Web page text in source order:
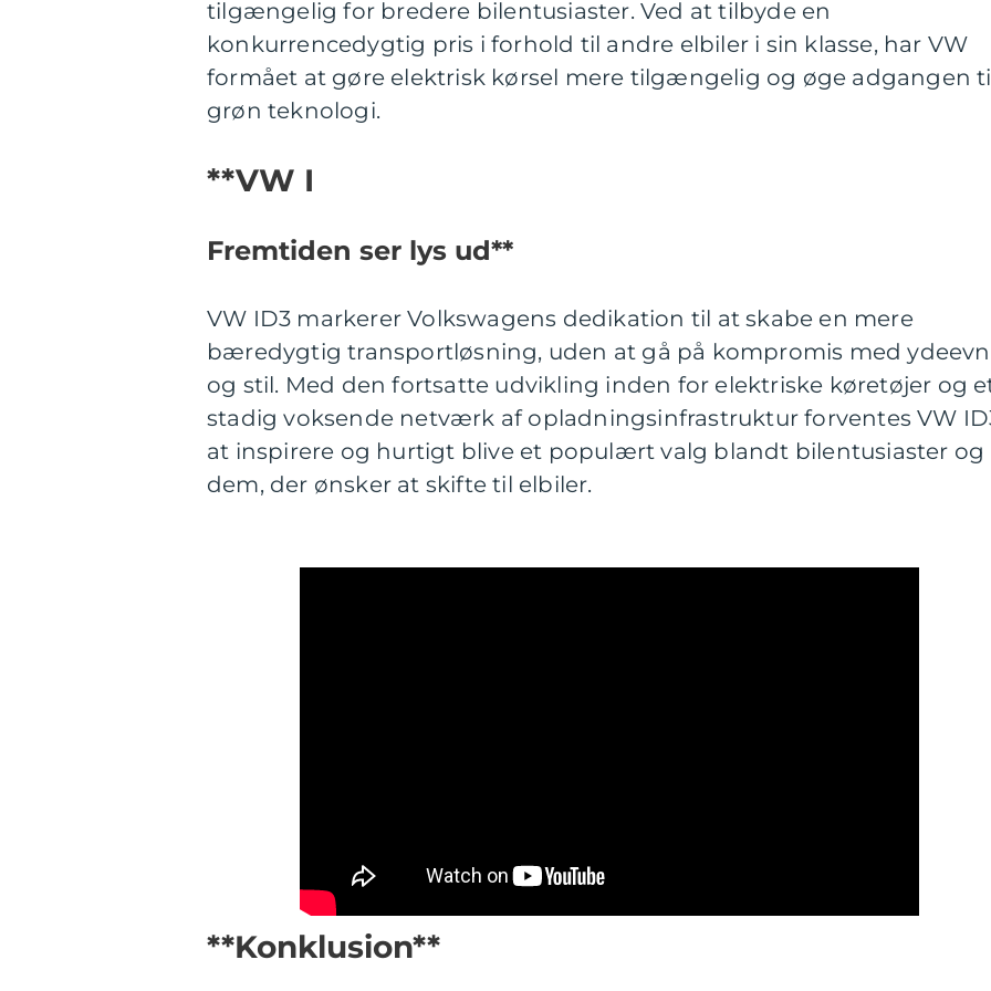
tilgængelig for bredere bilentusiaster. Ved at tilbyde en
konkurrencedygtig pris i forhold til andre elbiler i sin klasse, har VW
formået at gøre elektrisk kørsel mere tilgængelig og øge adgangen
grøn teknologi.
**VW I
Fremtiden ser lys ud**
VW ID3 markerer Volkswagens dedikation til at skabe en mere
bæredygtig transportløsning, uden at gå på kompromis med
og stil. Med den fortsatte udvikling inden for elektriske køretøjer og
stadig voksende netværk af opladningsinfrastruktur forventes VW
at inspirere og hurtigt blive et populært valg blandt bilentusiaster og
dem, der ønsker at skifte til elbiler.
**Konklusion**